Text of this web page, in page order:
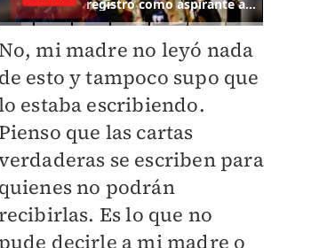
mi madre no leyó nada
de esto y tampoco supo que
estaba escribiendo.
que las cartas
se escriben para
quienes no podrán
Es lo que no
pude decirle a mi madre o